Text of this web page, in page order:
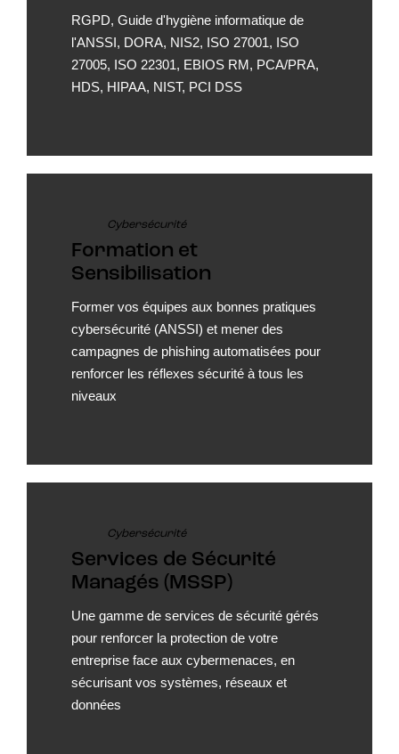
RGPD, Guide d'hygiène informatique de
l'ANSSI, DORA, NIS2, ISO 27001, ISO
27005, ISO 22301, EBIOS RM, PCA/PRA,
HDS, HIPAA, NIST, PCI DSS
Cybersécurité
Formation et
Sensibilisation
Former vos équipes aux bonnes pratiques
cybersécurité (ANSSI) et mener des
campagnes de phishing automatisées pour
renforcer les réflexes sécurité à tous les
niveaux
Cybersécurité
Services de Sécurité
Managés (MSSP)
Une gamme de services de sécurité gérés
pour renforcer la protection de votre
entreprise face aux cybermenaces, en
sécurisant vos systèmes, réseaux et
données